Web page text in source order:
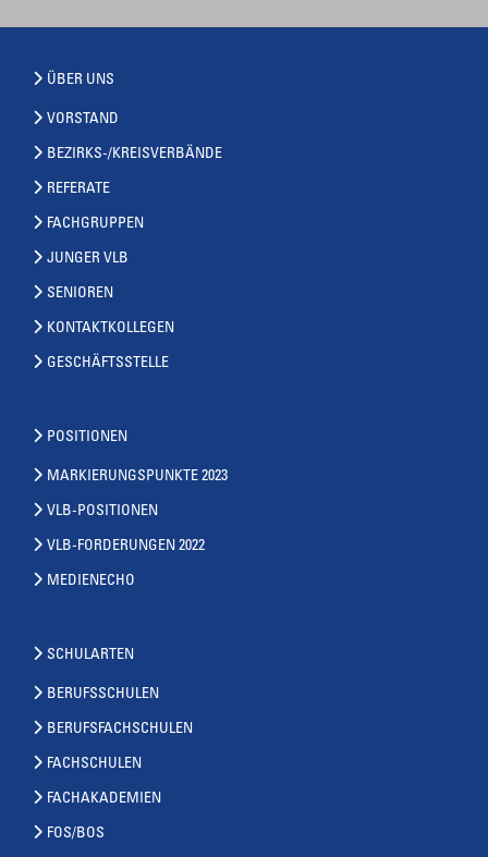
ÜBER UNS
VORSTAND
BEZIRKS-/KREISVERBÄNDE
REFERATE
FACHGRUPPEN
JUNGER VLB
SENIOREN
KONTAKTKOLLEGEN
GESCHÄFTSSTELLE
POSITIONEN
MARKIERUNGSPUNKTE 2023
VLB-POSITIONEN
VLB-FORDERUNGEN 2022
MEDIENECHO
SCHULARTEN
BERUFSSCHULEN
BERUFSFACHSCHULEN
FACHSCHULEN
FACHAKADEMIEN
FOS/BOS